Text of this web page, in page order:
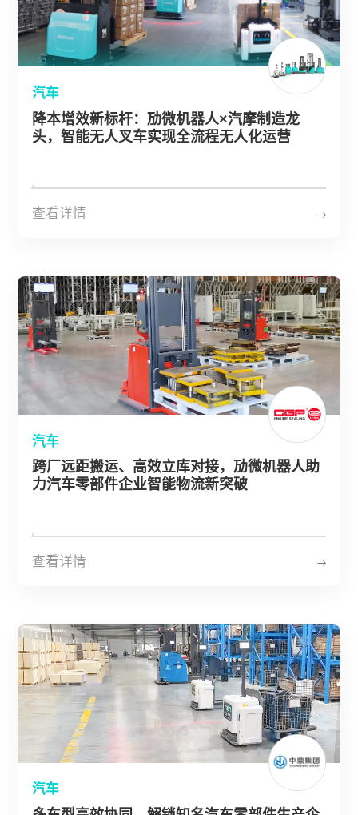
汽车
降本增效新标杆：劢微机器人×汽摩制造龙
头，智能无人叉车实现全流程无人化运营
查看详情
汽车
跨厂远距搬运、高效立库对接，劢微机器人助
力汽车零部件企业智能物流新突破
查看详情
汽车